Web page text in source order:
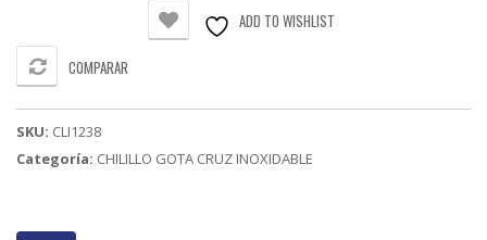
X
3/8"
ADD TO WISHLIST
COMPARAR
SKU: CLI1238
Categoría: CHILILLO GOTA CRUZ INOXIDABLE